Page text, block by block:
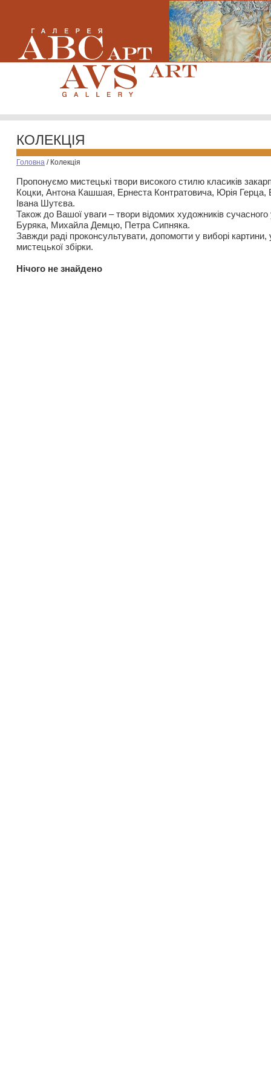
КОЛЕКЦІЯ
Головна / Колекція
Пропонуємо мистецькі твори високого стилю класиків
Коцки, Антона Кашшая, Ернеста Контратовича, Юрія
Івана Шутєва.
Також до Вашої уваги – твори відомих художників
Буряка, Михайла Демцю, Петра Сипняка.
Завжди раді проконсультувати, допомогти у виборі картини,
мистецької збірки.
Нiчого не знайдено